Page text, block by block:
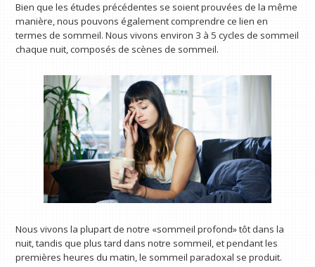
Bien que les études précédentes se soient prouvées de la même
manière, nous pouvons également comprendre ce lien en
termes de sommeil. Nous vivons environ 3 à 5 cycles de sommeil
chaque nuit, composés de scènes de sommeil.
Nous vivons la plupart de notre «sommeil profond» tôt dans la
nuit, tandis que plus tard dans notre sommeil, et pendant les
premières heures du matin, le sommeil paradoxal se produit.